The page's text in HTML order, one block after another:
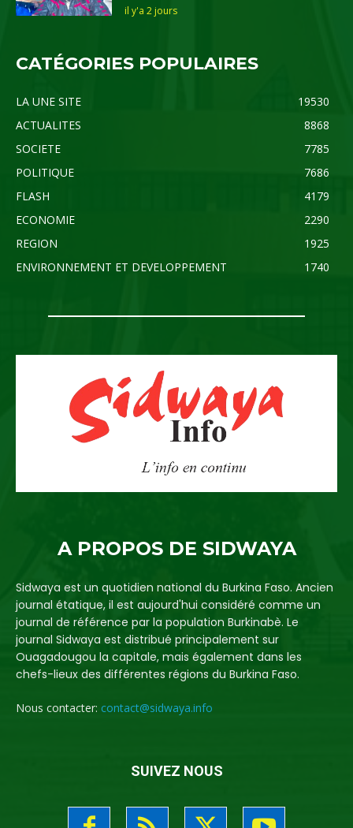
il y'a 2 jours
CATÉGORIES POPULAIRES
LA UNE SITE
19530
ACTUALITES
8868
SOCIETE
7785
POLITIQUE
7686
FLASH
4179
ECONOMIE
2290
REGION
1925
ENVIRONNEMENT ET DEVELOPPEMENT
1740
A PROPOS DE SIDWAYA
Sidwaya est un quotidien national du Burkina Faso. Ancien
journal étatique, il est aujourd'hui considéré comme un
journal de référence par la population Burkinabè. Le
journal Sidwaya est distribué principalement sur
Ouagadougou la capitale, mais également dans les
chefs-lieux des différentes régions du Burkina Faso.
Nous contacter: contact@sidwaya.info
SUIVEZ NOUS